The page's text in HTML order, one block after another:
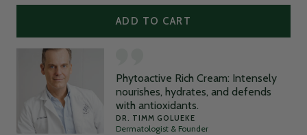
ADD TO CART
Phytoactive Rich Cream: Intensely
nourishes, hydrates, and defends
with antioxidants.
DR. TIMM GOLUEKE
Dermatologist & Founder